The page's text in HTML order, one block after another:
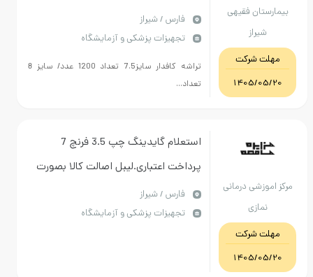
فقیهی
شرکت
1405/
فارس / شیراز
تجهیزات پزشکی و آزمایشگاه
تراشه کافدار سایز7.5 تعداد 1200 عدد/ سایز 8
تعداد...
درمانی
شرکت
1405/
استعلام گایدینگ چپ 3.5 فرنچ 7
پرداخت اعتباری.لیبل اصالت کالا بصورت
فعال الزامی.تاریخ انقضا بلند
مدت.تاییدیه از بخش الزامی
میباشد.IMED و IRC معتبر
فارس / شیراز
تجهیزات پزشکی و آزمایشگاه